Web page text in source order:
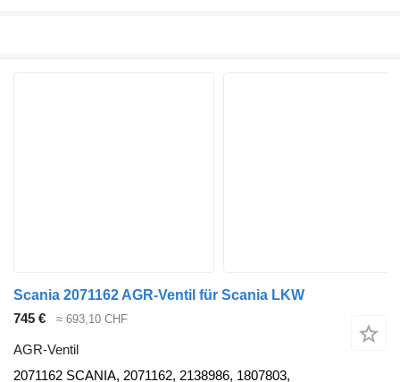
Scania 2071162 AGR-Ventil für Scania LKW
745 €
≈ 693,10 CHF
AGR-Ventil
2071162 SCANIA, 2071162, 2138986, 1807803,